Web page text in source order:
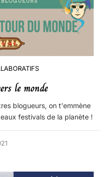
le monde
blogueurs, on t'emmène
festivals de la planète !